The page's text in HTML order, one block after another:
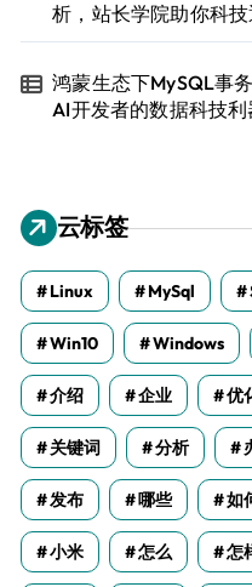
析，站长学院助你科技
鸿蒙生态下MySQL事
AI开发者的数据科技利
云标签
Linux MySql
Win10 Windows
介绍 企业 优
关键词 分析
发布 哪些 如
小米 怎么 怎